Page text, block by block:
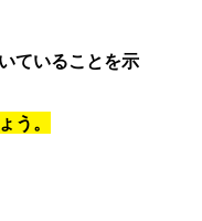
ていることを示
う。